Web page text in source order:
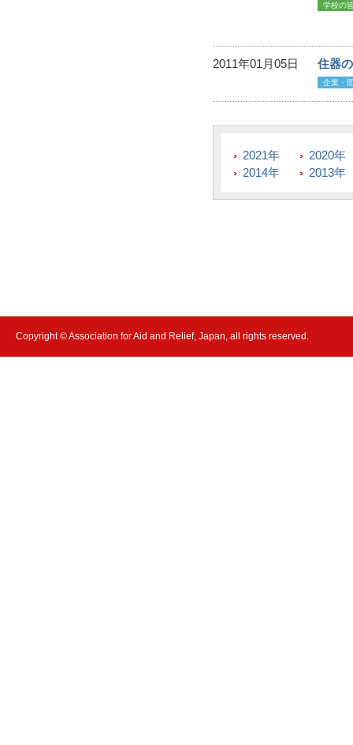
学校の
2011年01月05日 住器
企業・
2021年
2020年
2014年
2013年
Copyright © Association for Aid and Relief, Japan, all rights reserved.